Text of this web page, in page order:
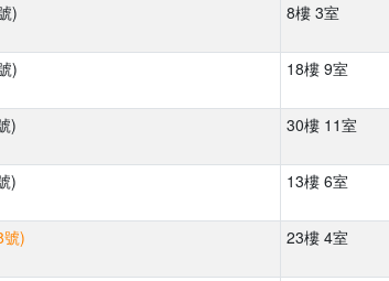
) 8樓 3室
) 18樓 9室
) 30樓 11室
) 13樓 6室
) 23樓 4室